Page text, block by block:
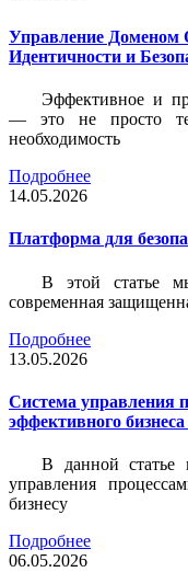
Управление Доменом
Идентичности и
Эффективное и
— это не просто
необходимость
Подробнее
14.05.2026
Платформа для
В этой статье
современная
Подробнее
13.05.2026
Система управления
эффективного
В данной статье
управления
бизнесу
Подробнее
06.05.2026